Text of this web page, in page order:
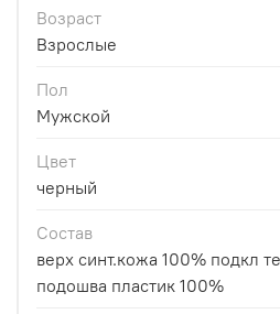
Возраст
Взрослые
Пол
Мужской
Цвет
черный
Состав
верх синт.кожа 100% подкл
подошва пластик 100%